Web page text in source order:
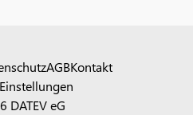
DATEV eG
AGBKontakt